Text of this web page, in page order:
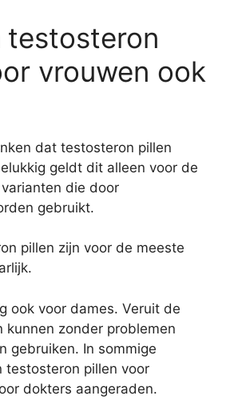
testosteron
vrouwen ook
dat testosteron pillen
geldt dit alleen voor de
die door
gebruikt.
pillen zijn voor de meeste
ook voor dames. Veruit de
kunnen zonder problemen
gebruiken. In sommige
testosteron pillen voor
dokters aangeraden.